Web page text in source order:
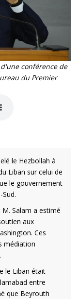
conférence de
du Premier
le Hezbollah à
Liban sur celui de
le gouvernement
Salam a estimé
aux
Ces
médiation
le Liban était
entre
que Beyrouth